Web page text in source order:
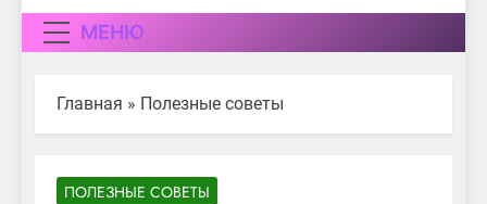
МЕНЮ
Главная » Полезные советы
ПОЛЕЗНЫЕ СОВЕТЫ